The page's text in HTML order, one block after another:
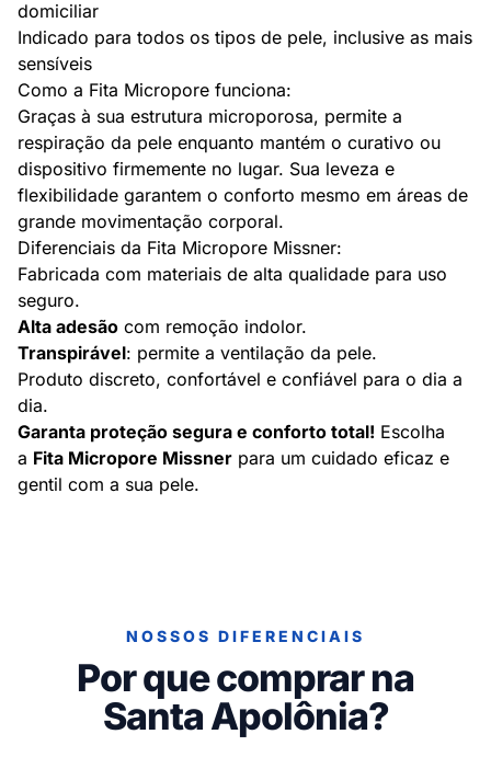
domiciliar
Indicado para todos os tipos de pele, inclusive as mais
sensíveis
Como a Fita Micropore funciona:
Graças à sua estrutura microporosa, permite a
respiração da pele enquanto mantém o curativo ou
dispositivo firmemente no lugar. Sua leveza e
flexibilidade garantem o conforto mesmo em áreas de
grande movimentação corporal.
Diferenciais da Fita Micropore Missner:
Fabricada com materiais de alta qualidade para uso
seguro.
Alta adesão com remoção indolor.
Transpirável: permite a ventilação da pele.
Produto discreto, confortável e confiável para o dia a
dia.
Garanta proteção segura e conforto total! Escolha
a Fita Micropore Missner para um cuidado eficaz e
gentil com a sua pele.
NOSSOS DIFERENCIAIS
Por que comprar na
Santa Apolônia?